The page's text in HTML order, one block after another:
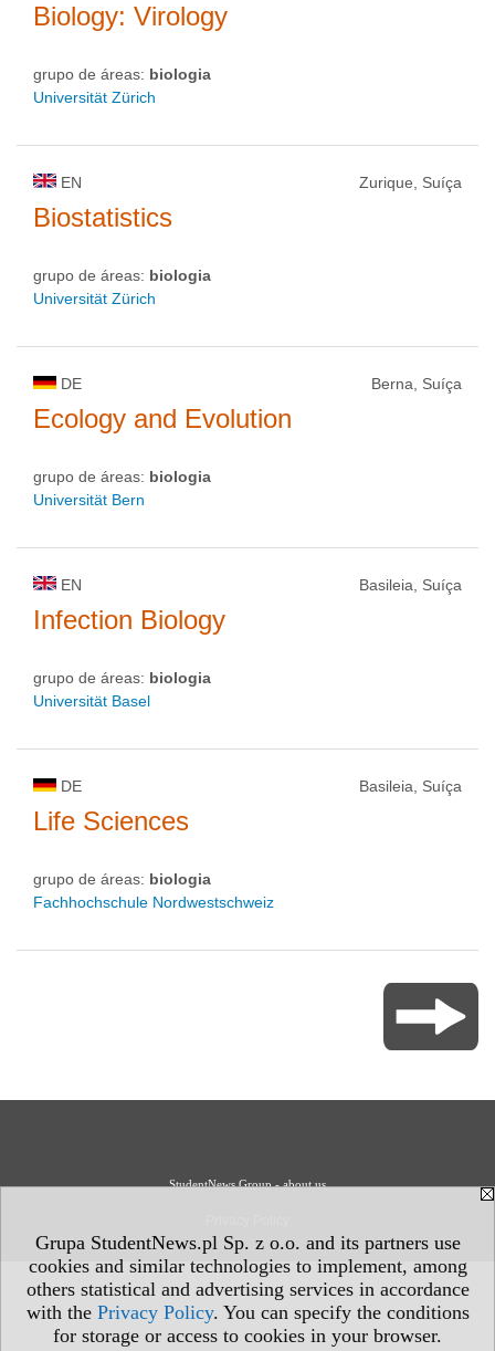
Grupa StudentNews.pl Sp. z o.o. and its partners use
cookies and similar technologies to implement, among
others statistical and advertising services in accordance
with the Privacy Policy. You can specify the conditions
for storage or access to cookies in your browser.
Biology: Virology
grupo de áreas: biologia
Universität Zürich
EN Zurique, Suíça
Biostatistics
grupo de áreas: biologia
Universität Zürich
DE Berna, Suíça
Ecology and Evolution
grupo de áreas: biologia
Universität Bern
EN Basileia, Suíça
Infection Biology
grupo de áreas: biologia
Universität Basel
DE Basileia, Suíça
Life Sciences
grupo de áreas: biologia
Fachhochschule Nordwestschweiz
StudentNews Group - about us